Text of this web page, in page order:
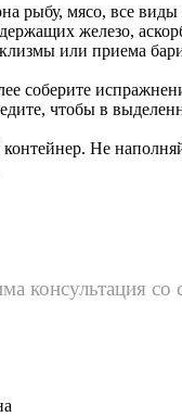
рыбу, мясо, все
железо,
или приема
соберите
чтобы в
Не
консультация со